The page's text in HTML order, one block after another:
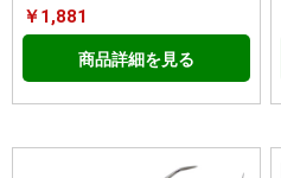
￥1,881
商品詳細を見る